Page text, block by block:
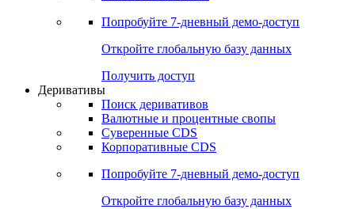
Сравнение ETF & Funds
Поиск Mutual Funds
Попробуйте7-дневный
Откройте глобальную базу данных
Получить доступ
Деривативы
Валютные и процентные свопы
Корпоративные CDS